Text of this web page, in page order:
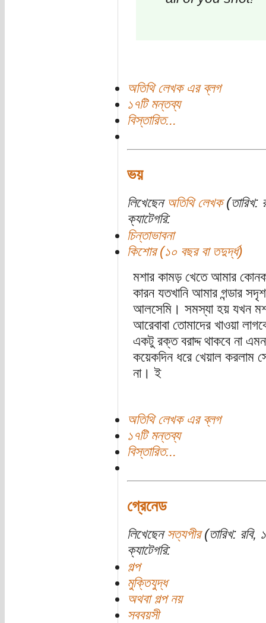
অতিথি লেখক এর ব্লগ
১৭টি মন্তব্য
বিস্তারিত...
ভয়
লিখেছেন অতিথি লেখক(তারিখ:
ক্যাটেগরি:
চিন্তাভাবনা
কিশোর (১০ বছর বা তদুর্দ্ধ)
মশার কামড় খেতে আমার
কারন যতখানি আমার গন্ডার
আলসেমি। সমস্যা হয় যখন
আরেবাবা তোমাদের খাওয়া
একটু রক্ত বরাদ্দ থাকবে না
কয়েকদিন ধরে খেয়াল করলাম
না। ই
অতিথি লেখক এর ব্লগ
১৭টি মন্তব্য
বিস্তারিত...
গ্রেনেড
লিখেছেন সত্যপীর(তারিখ:
ক্যাটেগরি:
গল্প
মুক্তিযুদ্ধ
অথবা গল্প নয়
সববয়সী